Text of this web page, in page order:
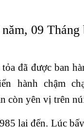
09 Tháng
đã được ban
hành chậm
còn yên vị trên
lại đến. Lúc